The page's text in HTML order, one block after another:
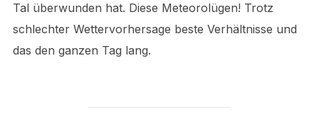
Tal überwunden hat. Diese Meteorolügen! Trotz
schlechter Wettervorhersage beste Verhältnisse und
das den ganzen Tag lang.